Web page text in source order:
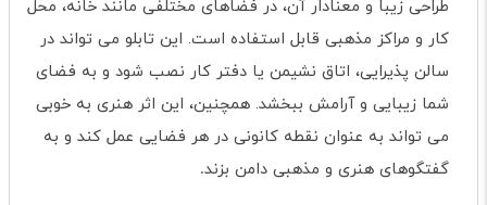
طراحی زیبا و معنادار آن، در فضاهای مختلفی مانند خانه، محل
کار و مراکز مذهبی قابل استفاده است. این تابلو می تواند در
سالن پذیرایی، اتاق نشیمن یا دفتر کار نصب شود و به فضای
شما زیبایی و آرامش ببخشد. همچنین، این اثر هنری به خوبی
می تواند به عنوان نقطه کانونی در هر فضایی عمل کند و به
گفتگوهای هنری و مذهبی دامن بزند.